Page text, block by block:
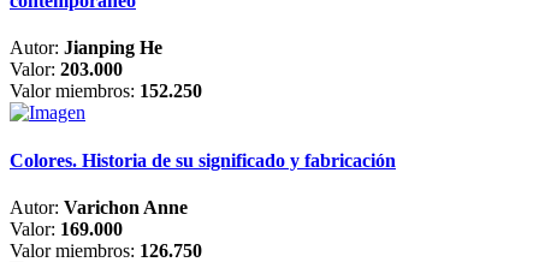
Autor: Jianping He
Valor: 203.000
Valor miembros: 152.250
Colores. Historia de su significado y fabricación
Autor: Varichon Anne
Valor: 169.000
Valor miembros: 126.750